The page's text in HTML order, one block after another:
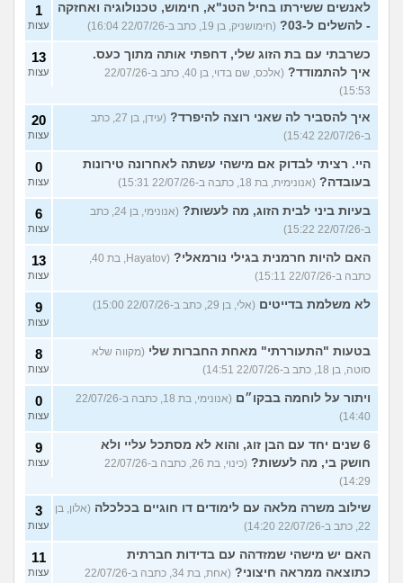
לאנשים ששירתו בחיל הטנ"א, חימוש, טכנולוגיה ואחזקה
- להשלים ל-03?
(חימושניק, בן 19, כתב ב-22/07/26 16:04)
1
עצות
כשרבתי עם בת הזוג שלי, דחפתי אותה מתוך כעס.
איך להתמודד?
(אלכס, שם בדוי, בן 40, כתב ב-22/07/26
15:53)
13
עצות
איך להסביר לה שאני רוצה להיפרד?
(עידן, בן 27, כתב
ב-22/07/26 15:42)
20
עצות
היי. רציתי לבדוק אם מישהי עשתה לאחרונה טירונות
בעובדה? (אנונימית, בת 18, כתבה ב-22/07/26 15:31)
0
עצות
בעיות ביני לבית הזוג, מה לעשות?
(אנונימי, בן 24, כתב
ב-22/07/26 15:22)
6
עצות
האם להיות חרמנית בגילי נורמאלי?
(Hayatov, בת 40,
כתבה ב-22/07/26 15:11)
13
עצות
לא משלמת בדייטים (אלי, בן 29, כתב ב-22/07/26 15:00) 9
עצות
בטעות "התעוררתי" מאחת החברות שלי (מקווה שלא
סוטה, בן 18, כתב ב-22/07/26 14:51)
8
עצות
ויתור על לוחמה בבקו״ם
(אנונימי, בת 18, כתבה ב-22/07/26
14:40)
0
עצות
6 שנים יחד עם הבן זוג, והוא לא מסתכל עליי ולא
חושק בי, מה לעשות?
(כינוי, בת 26, כתבה ב-22/07/26
14:29)
9
עצות
שילוב משרה מלאה עם לימודים דו חוגיים בכלכלה (אלון, בן
22, כתב ב-22/07/26 14:20)
3
עצות
האם יש מישהי שמזדהה עם בדידות חברתית
כתוצאה ממראה חיצוני?
(אחת, בת 34, כתבה ב-22/07/26
11
עצות